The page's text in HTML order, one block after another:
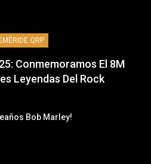
QRP
Conmemoramos El 8M
Leyendas Del Rock
Bob Marley!